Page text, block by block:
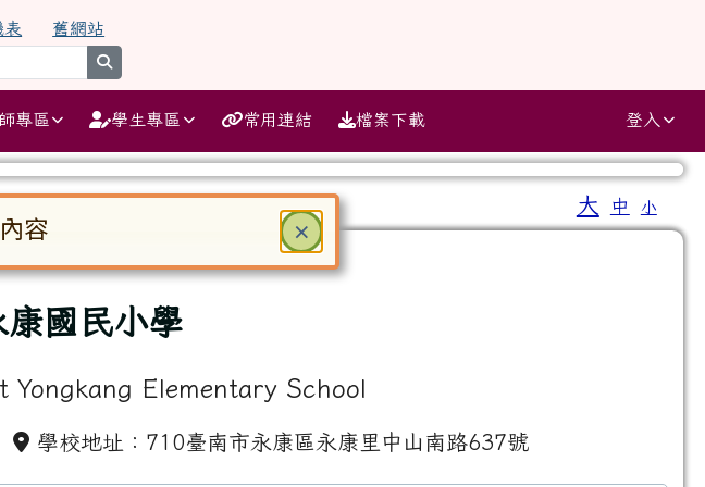
表 舊網站
專區 學生專區 常用連結 檔案下載 登入
⏸
大 中 小
國民小學
Elementary School
學校地址：710臺南市永康區永康里中山南路637號
× 關閉
容
移動焦點。按下 Enter 鍵或空白鍵確認，按下 Escape 鍵關閉